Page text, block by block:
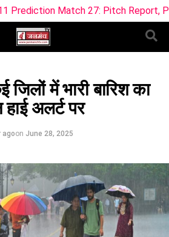
27: Pitch Report, Playing XI &
में भारी बारिश का
अलर्ट पर
agoon June 28, 2025